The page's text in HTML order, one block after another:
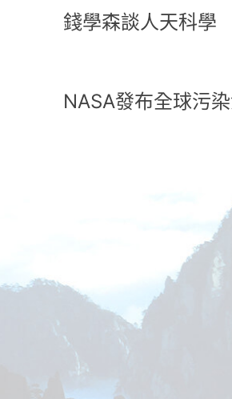
錢學森談人天科學
NASA發布全球污